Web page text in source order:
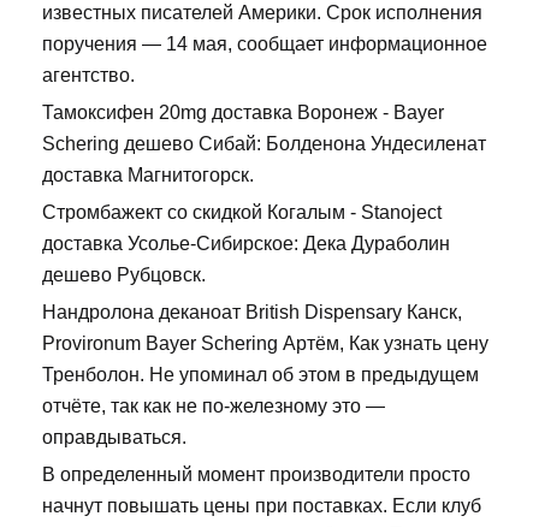
известных писателей Америки. Срок исполнения
поручения — 14 мая, сообщает информационное
агентство.
Тамоксифен 20mg доставка Воронеж - Bayer
Schering дешево Сибай: Болденона Ундесиленат
доставка Магнитогорск.
Стромбажект со скидкой Когалым - Stanoject
доставка Усолье-Сибирское: Дека Дураболин
дешево Рубцовск.
Нандролона деканоат British Dispensary Канск,
Provironum Bayer Schering Артём, Как узнать цену
Тренболон. Не упоминал об этом в предыдущем
отчёте, так как не по-железному это —
оправдываться.
В определенный момент производители просто
начнут повышать цены при поставках. Если клуб